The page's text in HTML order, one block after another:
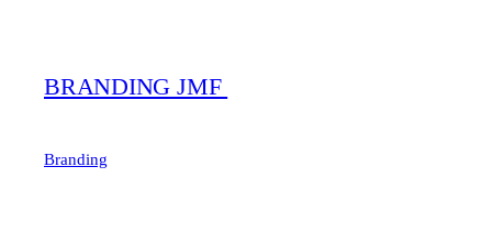
BRANDING JMF
Branding